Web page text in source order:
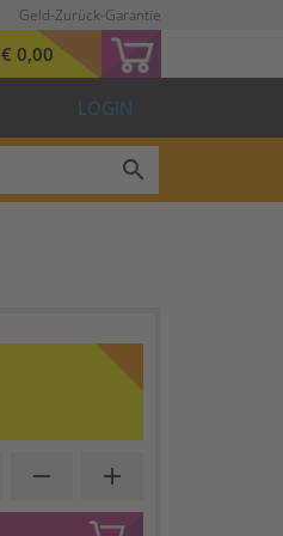
Geld-Zurück-Garantie
€ 0,00
LOGIN
search
remove add